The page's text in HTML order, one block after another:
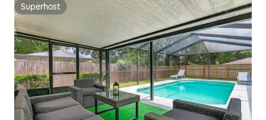
Superhost
Superhost